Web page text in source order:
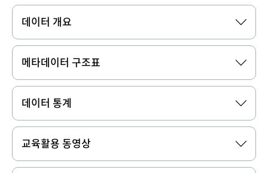
데이터 개요
메타데이터 구조표
데이터 통계
교육활용 동영상